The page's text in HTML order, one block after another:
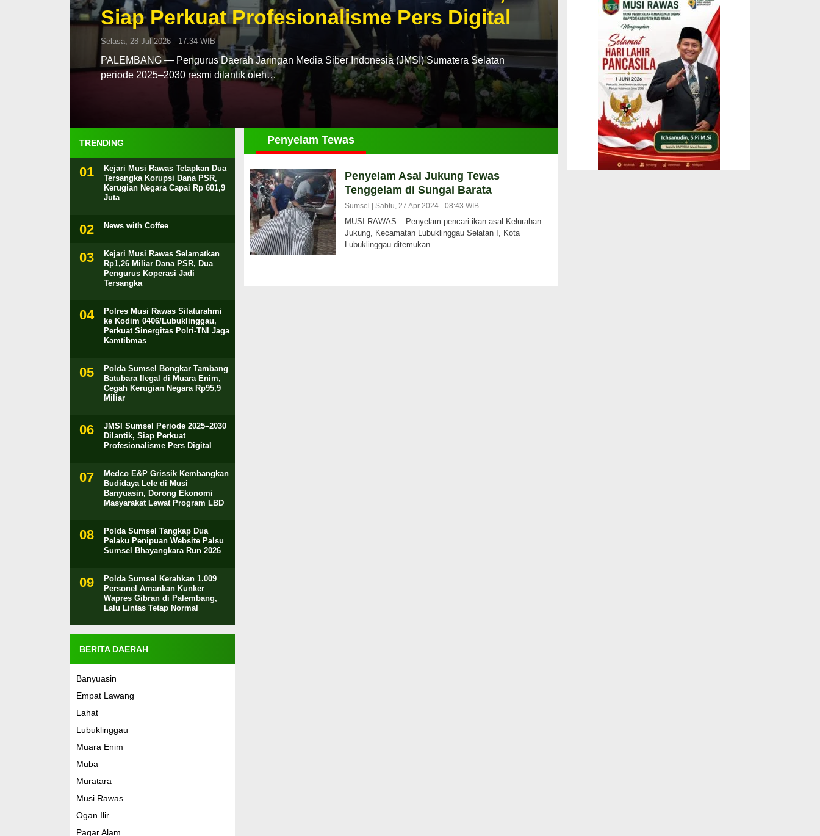
Siap Perkuat Profesionalisme Pers Digital
Selasa, 28 Jul 2026 - 17:34 WIB
PALEMBANG — Pengurus Daerah Jaringan Media Siber Indonesia (JMSI) Sumatera Selatan
periode 2025–2030 resmi dilantik oleh…
TRENDING
Kejari Musi Rawas Tetapkan Dua
Tersangka Korupsi Dana PSR,
Kerugian Negara Capai Rp 601,9
Juta
News with Coffee
Kejari Musi Rawas Selamatkan
Rp1,26 Miliar Dana PSR, Dua
Pengurus Koperasi Jadi
Tersangka
Polres Musi Rawas Silaturahmi
ke Kodim 0406/Lubuklinggau,
Perkuat Sinergitas Polri-TNI Jaga
Kamtibmas
Polda Sumsel Bongkar Tambang
Batubara Ilegal di Muara Enim,
Cegah Kerugian Negara Rp95,9
Miliar
JMSI Sumsel Periode 2025–2030
Dilantik, Siap Perkuat
Profesionalisme Pers Digital
Medco E&P Grissik Kembangkan
Budidaya Lele di Musi
Banyuasin, Dorong Ekonomi
Masyarakat Lewat Program LBD
Polda Sumsel Tangkap Dua
Pelaku Penipuan Website Palsu
Sumsel Bhayangkara Run 2026
Polda Sumsel Kerahkan 1.009
Personel Amankan Kunker
Wapres Gibran di Palembang,
Lalu Lintas Tetap Normal
BERITA DAERAH
Banyuasin
Empat Lawang
Lahat
Lubuklinggau
Muara Enim
Muba
Muratara
Musi Rawas
Ogan Ilir
Pagar Alam
Penyelam Tewas
Penyelam Asal Jukung Tewas
Tenggelam di Sungai Barata
Sumsel | Sabtu, 27 Apr 2024 - 08:43 WIB
MUSI RAWAS – Penyelam pencari ikan asal Kelurahan
Jukung, Kecamatan Lubuklinggau Selatan I, Kota
Lubuklinggau ditemukan…